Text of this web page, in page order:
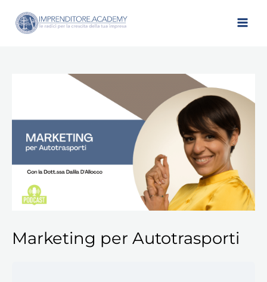
contenuto
Marketing per Autotrasporti